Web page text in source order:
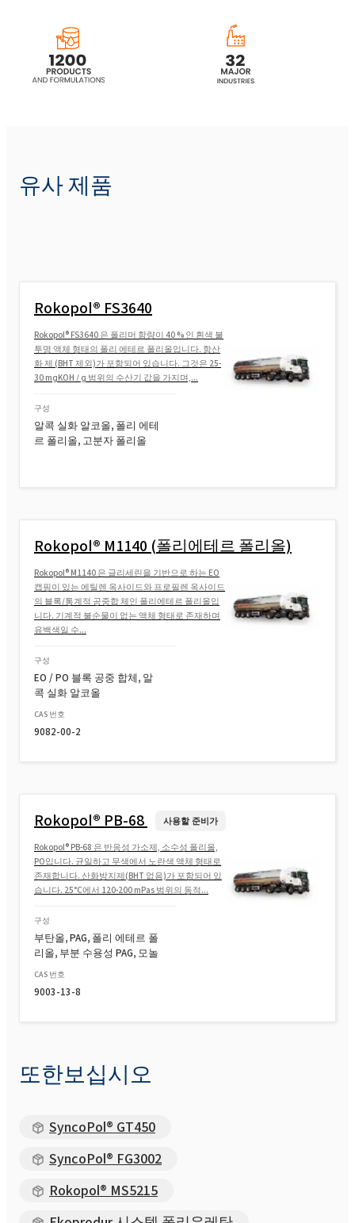
Rokopol® FS3615
Rokopol® FS3640
Rokopol® G441 (폴리에테르 폴리올)
Rokopol® G700 (폴리에테르 폴리올)
Rokopol® GS484 (폴리에테르 폴리올)
Rokopol® M1140 (폴리에테르 폴리올)
Rokopol® M5000 (폴리에테르 폴리올)
Rokopol® M5020 (폴리에테르 폴리올)
Rokopol® MH2012 (폴리에테르 폴리올)
Rokopol® MS5215
Rokopol® MS5220
유사 제품
Rokopol® FS3640
Rokopol® FS3640 은 폴리머 함량이 40 % 인 흰색 불
투명 액체 형태의 폴리 에테르 폴리올입니다. 항산
화 제 (BHT 제외)가 포함되어 있습니다. 그것은 25-
30 mgKOH / g 범위의 수산기 값을 가지며,...
구성
알콕 실화 알코올, 폴리 에테
르 폴리올, 고분자 폴리올
Rokopol® M1140 (폴리에테르 폴리올)
Rokopol® M1140 은 글리세린을 기반으로 하는 EO
캡핑이 있는 에틸렌 옥사이드와 프로필렌 옥사이드
의 블록/통계적 공중합 체인 폴리에테르 폴리올입
니다. 기계적 불순물이 없는 액체 형태로 존재하며
유백색일 수...
구성
EO / PO 블록 공중 합체, 알
콕 실화 알코올
CAS 번호
9082-00-2
Rokopol® PB-68 사용할 준비가
Rokopol® PB-68 은 반응성 가소제, 소수성 폴리올,
PO입니다. 균일하고 무색에서 노란색 액체 형태로
존재합니다. 산화방지제(BHT 없음)가 포함되어 있
습니다. 25°C에서 120-200 mPas 범위의 동적...
구성
부탄올, PAG, 폴리 에테르 폴
리올, 부분 수용성 PAG, 모놀
CAS 번호
9003-13-8
또한보십시오
SyncoPol® GT450
SyncoPol® FG3002
Rokopol® MS5215